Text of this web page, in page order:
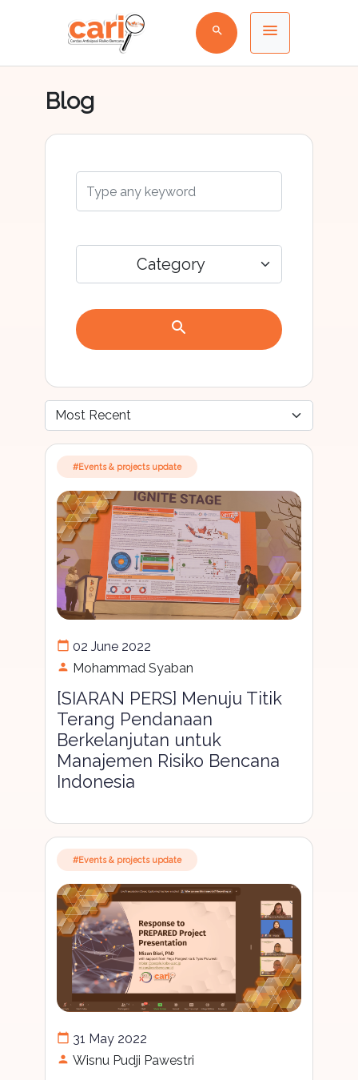
search menu
Blog
Category
search
#Events & projects update
calendar_today 02 June 2022
person Mohammad Syaban
[SIARAN PERS] Menuju Titik
Terang Pendanaan
Berkelanjutan untuk
Manajemen Risiko Bencana
Indonesia
#Events & projects update
calendar_today 31 May 2022
person Wisnu Pudji Pawestri